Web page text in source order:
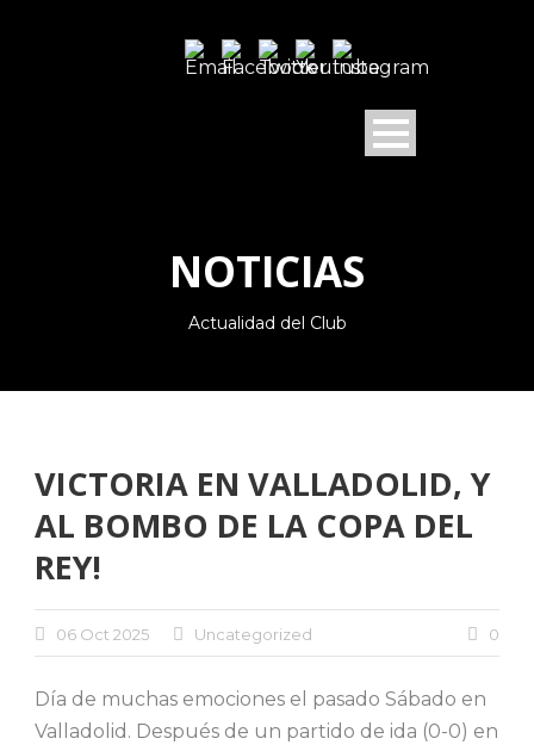
NOTICIAS
Actualidad del Club
VICTORIA EN VALLADOLID, Y
AL BOMBO DE LA COPA DEL
REY!
06 Oct 2025 Uncategorized 0
Día de muchas emociones el pasado Sábado en
Valladolid. Después de un partido de ida (0-0) en